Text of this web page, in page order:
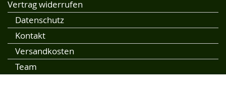
Vertrag widerrufen
Datenschutz
Kontakt
Versandkosten
Team